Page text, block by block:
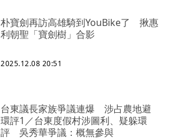
朴寶劍再訪高雄騎到YouBike了 揪惠
利朝聖「寶劍樹」合影
2025.12.08 20:51
台東議長家族爭議連爆 涉占農地避
環評1／台東度假村涉圖利、疑躲環
評 吳秀華爭議：概無參與